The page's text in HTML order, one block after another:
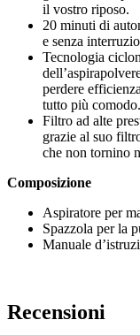
il vostro riposo.
20 minuti di
e senza
Tecnologia
perdere
tutto più comodo.
Filtro ad alte
grazie al suo
che non tornino
Composizione
Aspiratore per
Spazzola per la
Manuale
Recensioni